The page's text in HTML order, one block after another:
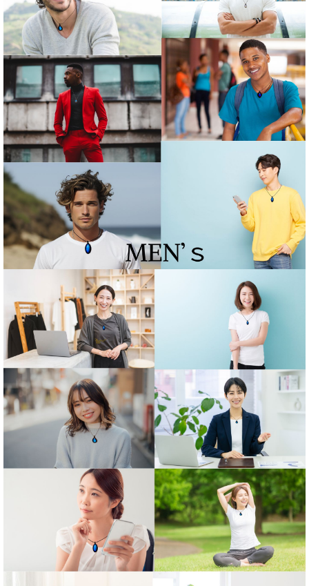
Cセット
Dセット
Gセット
Eセット
Fセット
Ｈセット
Iセット
Jセット